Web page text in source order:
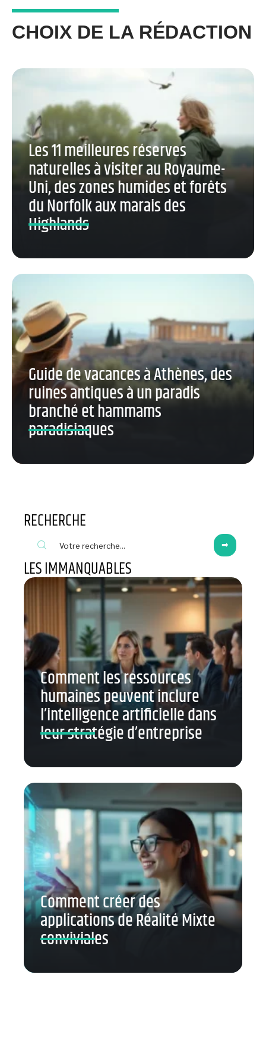
CHOIX DE LA RÉDACTION
Les 11 meilleures réserves
naturelles à visiter au Royaume-
Uni, des zones humides et forêts
du Norfolk aux marais des
Highlands
Guide de vacances à Athènes, des
ruines antiques à un paradis
branché et hammams
paradisiaques
RECHERCHE
LES IMMANQUABLES
Comment les ressources
humaines peuvent inclure
l’intelligence artificielle dans
leur stratégie d’entreprise
Comment créer des
applications de Réalité Mixte
conviviales